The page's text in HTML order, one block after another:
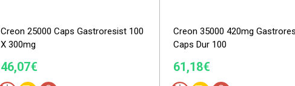
Creon 25000 Caps Gastroresist 100
X 300mg
46,07€
Creon 35000 420mg
Caps Dur 100
61,18€